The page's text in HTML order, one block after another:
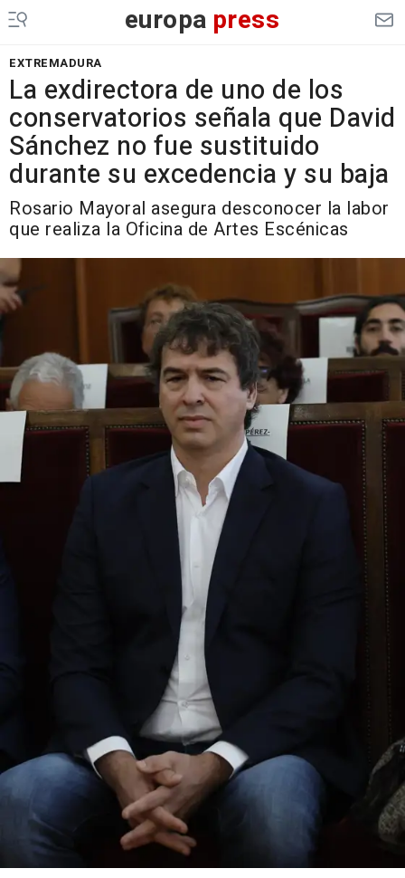
europa press
EXTREMADURA
La exdirectora de uno de los
conservatorios señala que David
Sánchez no fue sustituido
durante su excedencia y su baja
Rosario Mayoral asegura desconocer la labor
que realiza la Oficina de Artes Escénicas